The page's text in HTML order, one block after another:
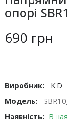
опорі
690 грн
Виробник:
K.D
Модель:
Наявність: В